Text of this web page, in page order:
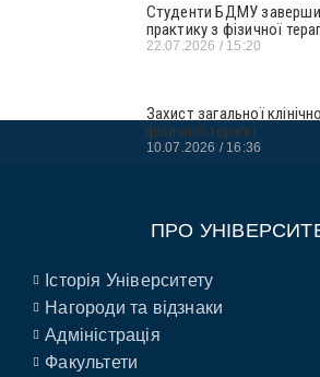
Студенти БДМУ
практику з фізичної
22.07.2026 15:20
Захист загальної
фізичної терапії
10.07.2026 16:36
ПРО
Історія Університету
Нагороди та відзнаки
Адміністрація
Факультети